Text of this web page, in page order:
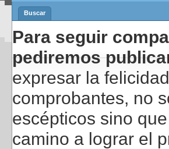
Buscar
Para seguir
pediremos
expresar la
comprobantes, no
escépticos sino
camino a lograr el